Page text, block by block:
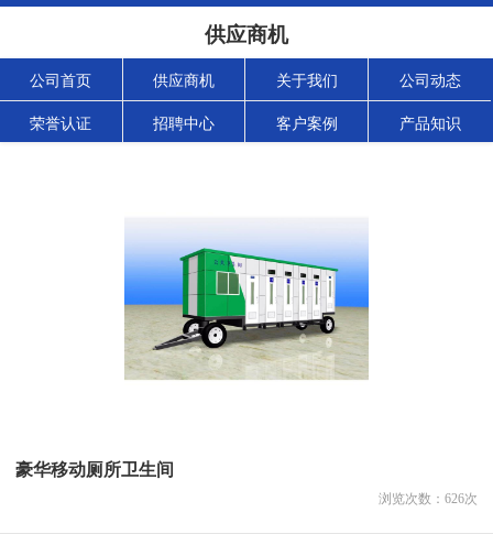
供应商机
公司首页 供应商机 关于我们 公司动态
荣誉认证 招聘中心 客户案例 产品知识
豪华移动厕所卫生间
浏览次数： 626次